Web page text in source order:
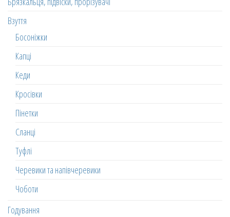
Взуття
Босоніжки
Капці
Кеди
Кросівки
Пінетки
Сланці
Туфлі
Черевики та напівчеревики
Чоботи
Годування